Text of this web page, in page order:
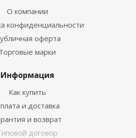
О компании
конфиденциальности
оферта
марки
Информация
Как купить
и доставка
и возврат
договор